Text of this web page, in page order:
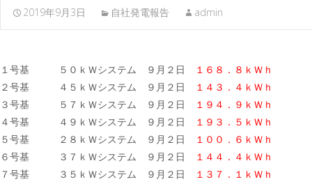
2019年9月3日 自社発電報告 admin
１号基 ５０ｋＷシステム ９月２日
１６８．８ｋＷｈ
２号基 ４５ｋＷシステム ９月２日
１４３．４ｋＷｈ
３号基 ５７ｋＷシステム ９月２日
１９４．９ｋＷｈ
４号基 ４９ｋＷシステム ９月２日
１９３．５ｋＷｈ
５号基 ２８ｋＷシステム ９月２日
１００．６ｋＷｈ
６号基 ３７ｋＷシステム ９月２日
１４４．４ｋＷｈ
７号基 ３５ｋＷシステム ９月２日
１３７．１ｋＷｈ